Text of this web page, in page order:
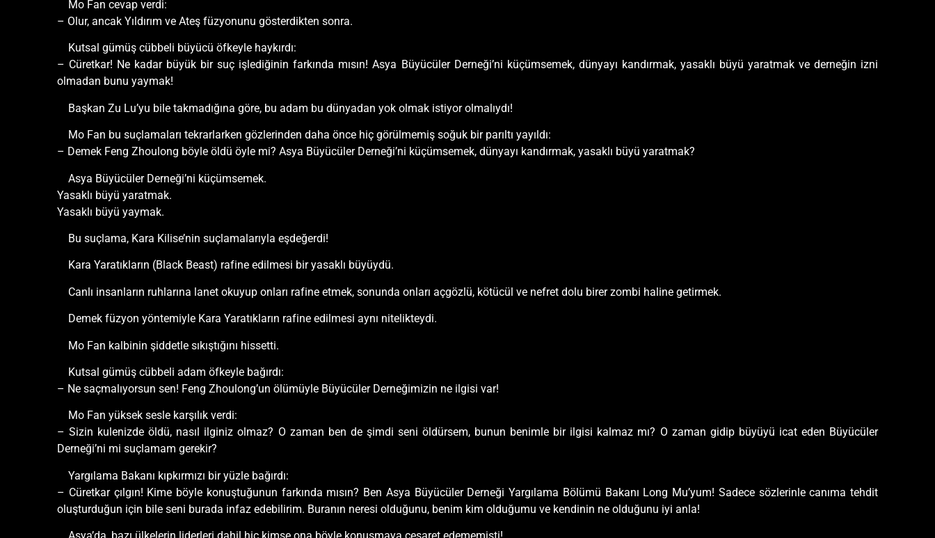
Mo Fan cevap verdi:
– Olur, ancak Yıldırım ve Ateş füzyonunu gösterdikten sonra.
Kutsal gümüş cübbeli büyücü öfkeyle haykırdı:
– Cüretkar! Ne kadar büyük bir suç işlediğinin farkında mısın! Asya Büyücüler Derneği’ni küçümsemek, dünyayı kandırmak, yasaklı büyü yaratmak ve derneğin izni
olmadan bunu yaymak!
Başkan Zu Lu’yu bile takmadığına göre, bu adam bu dünyadan yok olmak istiyor olmalıydı!
Mo Fan bu suçlamaları tekrarlarken gözlerinden daha önce hiç görülmemiş soğuk bir parıltı yayıldı:
– Demek Feng Zhoulong böyle öldü öyle mi? Asya Büyücüler Derneği’ni küçümsemek, dünyayı kandırmak, yasaklı büyü yaratmak?
Asya Büyücüler Derneği’ni küçümsemek.
Yasaklı büyü yaratmak.
Yasaklı büyü yaymak.
Bu suçlama, Kara Kilise’nin suçlamalarıyla eşdeğerdi!
Kara Yaratıkların (Black Beast) rafine edilmesi bir yasaklı büyüydü.
Canlı insanların ruhlarına lanet okuyup onları rafine etmek, sonunda onları açgözlü, kötücül ve nefret dolu birer zombi haline getirmek.
Demek füzyon yöntemiyle Kara Yaratıkların rafine edilmesi aynı nitelikteydi.
Mo Fan kalbinin şiddetle sıkıştığını hissetti.
Kutsal gümüş cübbeli adam öfkeyle bağırdı:
– Ne saçmalıyorsun sen! Feng Zhoulong’un ölümüyle Büyücüler Derneğimizin ne ilgisi var!
Mo Fan yüksek sesle karşılık verdi:
– Sizin kulenizde öldü, nasıl ilginiz olmaz? O zaman ben de şimdi seni öldürsem, bunun benimle bir ilgisi kalmaz mı? O zaman gidip büyüyü icat eden Büyücüler
Derneği’ni mi suçlamam gerekir?
Yargılama Bakanı kıpkırmızı bir yüzle bağırdı:
– Cüretkar çılgın! Kime böyle konuştuğunun farkında mısın? Ben Asya Büyücüler Derneği Yargılama Bölümü Bakanı Long Mu’yum! Sadece sözlerinle canıma tehdit
oluşturduğun için bile seni burada infaz edebilirim. Buranın neresi olduğunu, benim kim olduğumu ve kendinin ne olduğunu iyi anla!